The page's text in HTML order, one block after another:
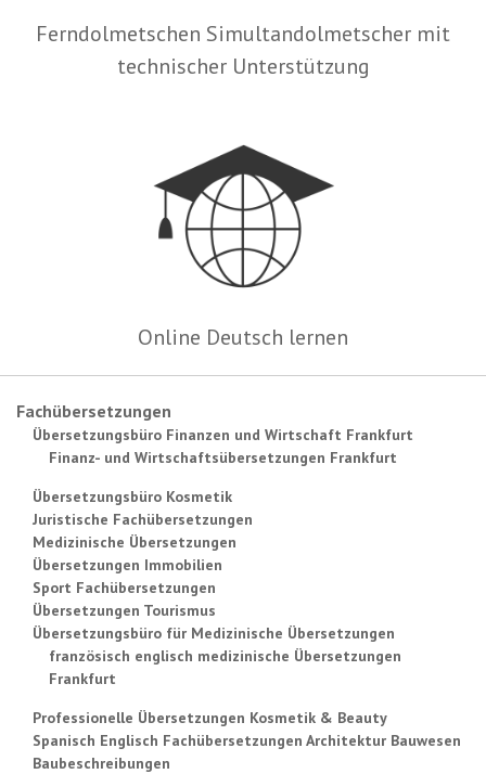
Ferndolmetschen Simultandolmetscher mit
technischer Unterstützung
Online Deutsch lernen
Fachübersetzungen
Übersetzungsbüro Finanzen und Wirtschaft Frankfurt
Finanz- und Wirtschaftsübersetzungen Frankfurt
Übersetzungsbüro Kosmetik
Juristische Fachübersetzungen
Medizinische Übersetzungen
Übersetzungen Immobilien
Sport Fachübersetzungen
Übersetzungen Tourismus
Übersetzungsbüro für Medizinische Übersetzungen
französisch englisch medizinische Übersetzungen
Frankfurt
Professionelle Übersetzungen Kosmetik & Beauty
Spanisch Englisch Fachübersetzungen Architektur Bauwesen
Baubeschreibungen